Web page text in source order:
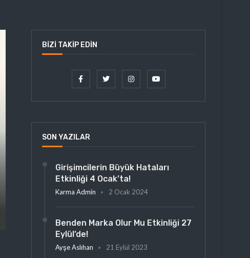
BIZI TAKIP EDIN
SON YAZILAR
Girişimcilerin Büyük Hataları
Etkinliği 4 Ocak’ta!
Karma Admin 2 Ocak 2024
Benden Marka Olur Mu Etkinliği 27
Eylül’de!
Ayşe Aslıhan 21 Eylül 2023